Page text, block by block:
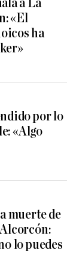
a La
«El
ha
por lo
«Algo
muerte de
lo puedes